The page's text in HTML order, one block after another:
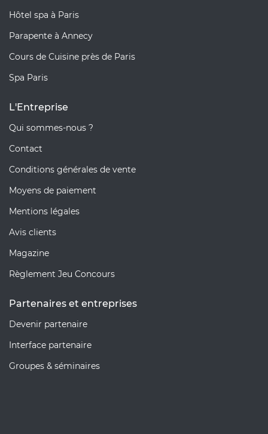
Hôtel spa à Paris
Parapente à Annecy
Cours de Cuisine près de Paris
Spa Paris
L'Entreprise
Qui sommes-nous ?
Contact
Conditions générales de vente
Moyens de paiement
Mentions légales
Avis clients
Magazine
Règlement Jeu Concours
Partenaires et entreprises
Devenir partenaire
Interface partenaire
Groupes & séminaires